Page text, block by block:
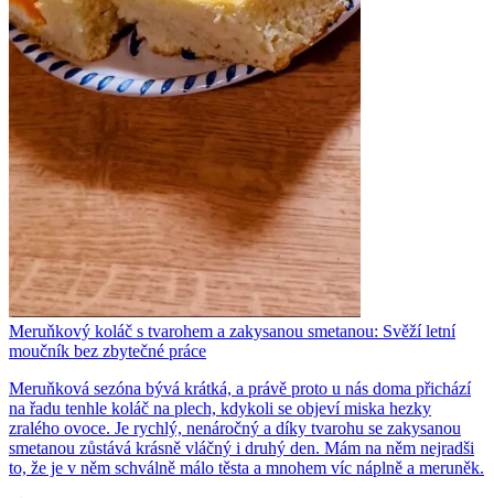
Meruňkový koláč s tvarohem a zakysanou smetanou: Svěží letní
moučník bez zbytečné práce
Meruňková sezóna bývá krátká, a právě proto u nás doma přichází
na řadu tenhle koláč na plech, kdykoli se objeví miska hezky
zralého ovoce. Je rychlý, nenáročný a díky tvarohu se zakysanou
smetanou zůstává krásně vláčný i druhý den. Mám na něm nejradši
to, že je v něm schválně málo těsta a mnohem víc náplně a meruněk.